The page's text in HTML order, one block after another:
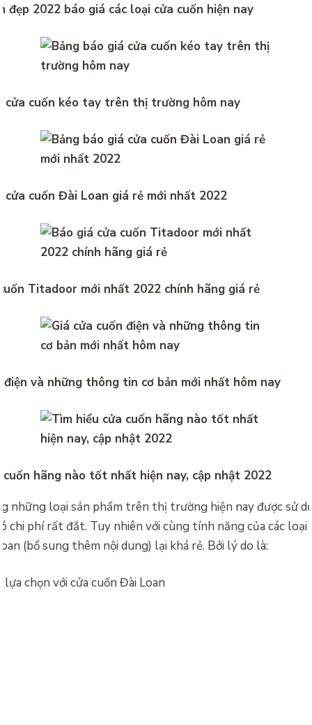
đẹp 2022 báo giá các loại cửa cuốn hiện nay
cửa cuốn kéo tay trên thị trường hôm nay
cửa cuốn Đài Loan giá rẻ mới nhất 2022
Titadoor mới nhất 2022 chính hãng giá rẻ
điện và những thông tin cơ bản mới nhất hôm nay
cuốn hãng nào tốt nhất hiện nay, cập nhật 2022
những loại sản phẩm trên thị trường hiện nay được sử
chi phí rất đắt. Tuy nhiên với cùng tính năng của các
(bổ sung thêm nội dung) lại khá rẻ. Bởi lý do là: